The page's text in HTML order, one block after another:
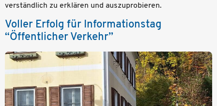
verständlich zu erklären und auszuprobieren.
Voller Erfolg für Informationstag
“Öffentlicher Verkehr”